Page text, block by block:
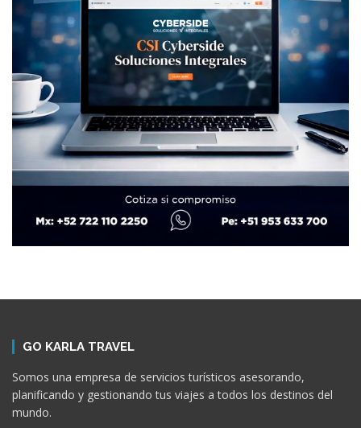
GO KARLA TRAVEL
Somos una empresa de servicios turísticos asesorando,
planificando y gestionando tus viajes a todos los destinos del
mundo.